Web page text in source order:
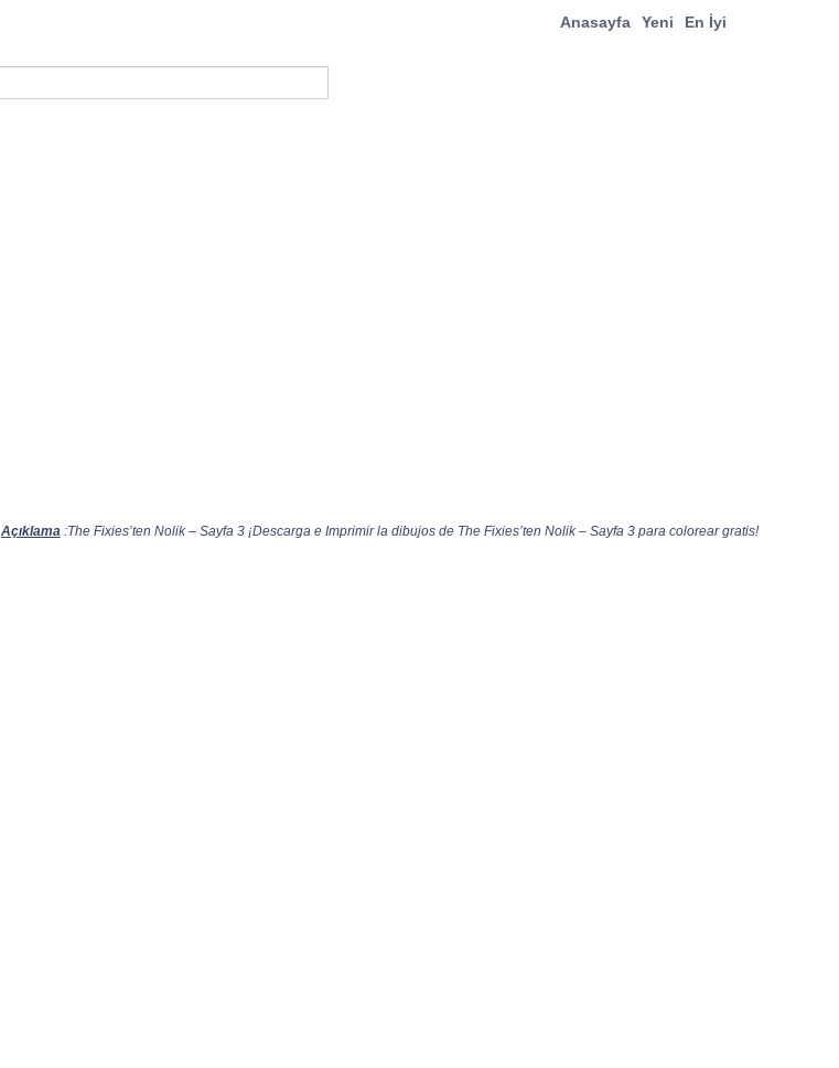
Anasayfa Yeni En İyi
Açıklama:The Fixies’ten Nolik – Sayfa 3 ¡Descarga e Imprimir la dibujos de The Fixies’ten Nolik – Sayfa 3 para colorear gratis!